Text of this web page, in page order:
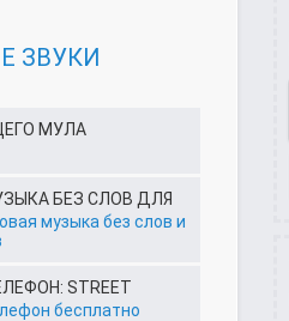
ЗВУКИ
МУЛА
БЕЗ СЛОВ ДЛЯ
музыка без слов и
STREET
бесплатно